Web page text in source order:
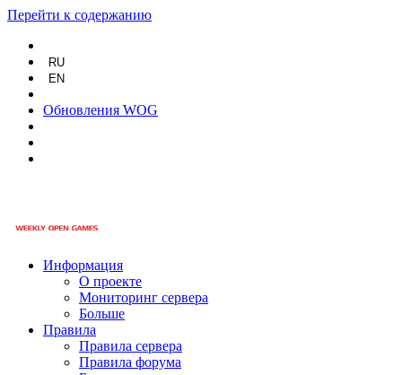
Перейти к содержанию
RU
EN
Обновления WOG
Информация
О проекте
Мониторинг сервера
Больше
Правила
Правила сервера
Правила форума